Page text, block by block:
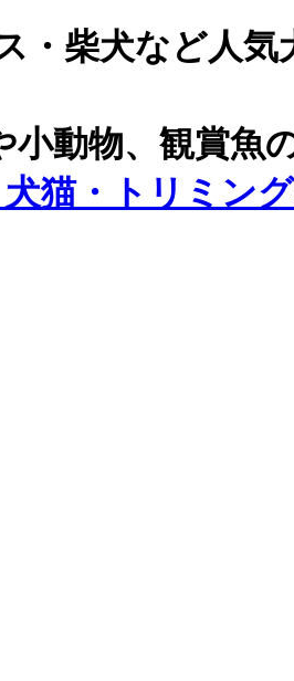
・柴犬など人
動物、観賞魚